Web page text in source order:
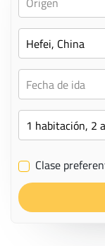
✔ Clase